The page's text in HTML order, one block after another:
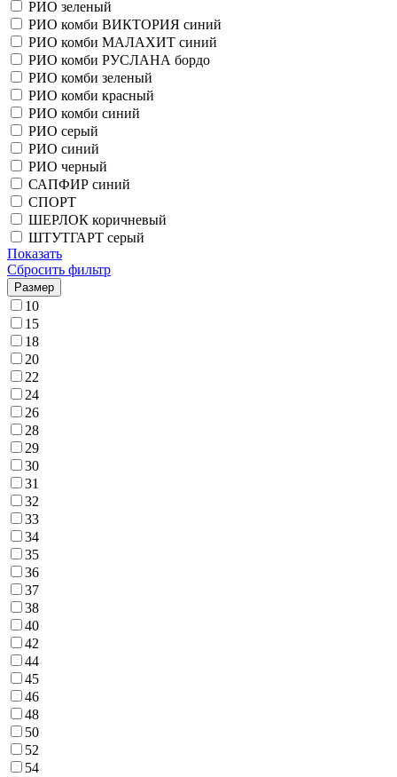
РИО зеленый
РИО комби ВИКТОРИЯ синий
РИО комби МАЛАХИТ синий
РИО комби РУСЛАНА бордо
РИО комби зеленый
РИО комби красный
РИО комби синий
РИО серый
РИО синий
РИО черный
САПФИР синий
СПОРТ
ШЕРЛОК коричневый
ШТУТГАРТ серый
Показать
Сбросить фильтр
Размер
10
15
18
20
22
24
26
28
29
30
31
32
33
34
35
36
37
38
40
42
44
45
46
48
50
52
54